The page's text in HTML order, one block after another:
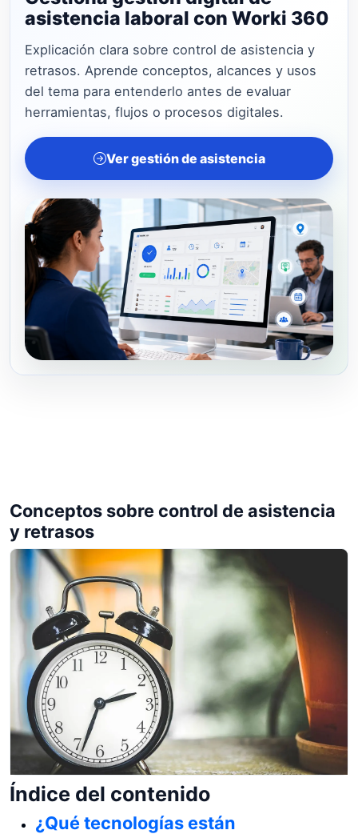
asistencia laboral con Worki 360
Explicación clara sobre control de asistencia y
retrasos. Aprende conceptos, alcances y usos
del tema para entenderlo antes de evaluar
herramientas, flujos o procesos digitales.
Ver gestión de asistencia
Conceptos sobre control de asistencia
y retrasos
Índice del contenido
¿Qué tecnologías están